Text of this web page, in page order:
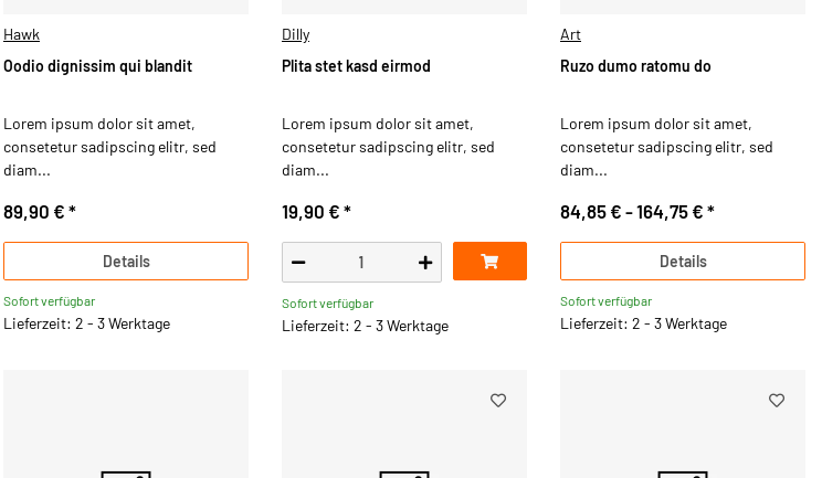
Hawk
Oodio dignissim qui blandit
Lorem ipsum dolor sit amet,
consetetur sadipscing elitr, sed
diam...
89,90 € *
Details
Sofort verfügbar
Lieferzeit: 2 - 3 Werktage
Dilly
Plita stet kasd eirmod
Lorem ipsum dolor sit amet,
consetetur sadipscing elitr, sed
diam...
19,90 € *
Sofort verfügbar
Lieferzeit: 2 - 3 Werktage
Art
Ruzo dumo ratomu do
Lorem ipsum dolor sit amet,
consetetur sadipscing elitr, sed
diam...
84,85 € -164,75 € *
Details
Sofort verfügbar
Lieferzeit: 2 - 3 Werktage